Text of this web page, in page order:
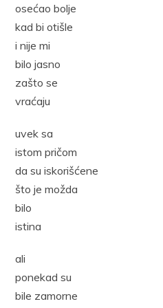
osećao bolje
kad bi otišle
i nije mi
bilo jasno
zašto se
vraćaju
uvek sa
istom pričom
da su iskorišćene
što je možda
bilo
istina
ali
ponekad su
bile zamorne